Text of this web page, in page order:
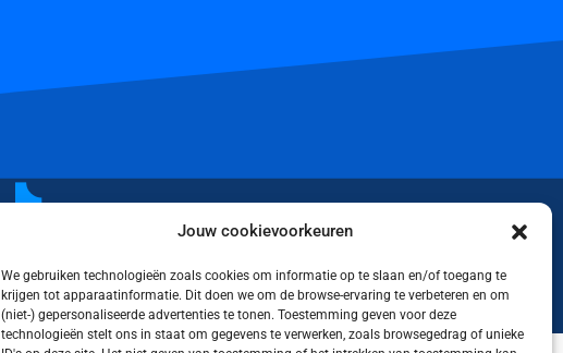
Jouw cookievoorkeuren
We gebruiken technologieën zoals cookies om informatie op te slaan en/of toegang te
krijgen tot apparaatinformatie. Dit doen we om de browse-ervaring te verbeteren en om
(niet-) gepersonaliseerde advertenties te tonen. Toestemming geven voor deze
technologieën stelt ons in staat om gegevens te verwerken, zoals browsegedrag of unieke